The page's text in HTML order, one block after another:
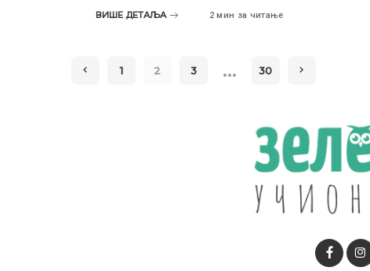
ВИШЕ ДЕТАЉА 2 мин за читање
1 2 3 … 30